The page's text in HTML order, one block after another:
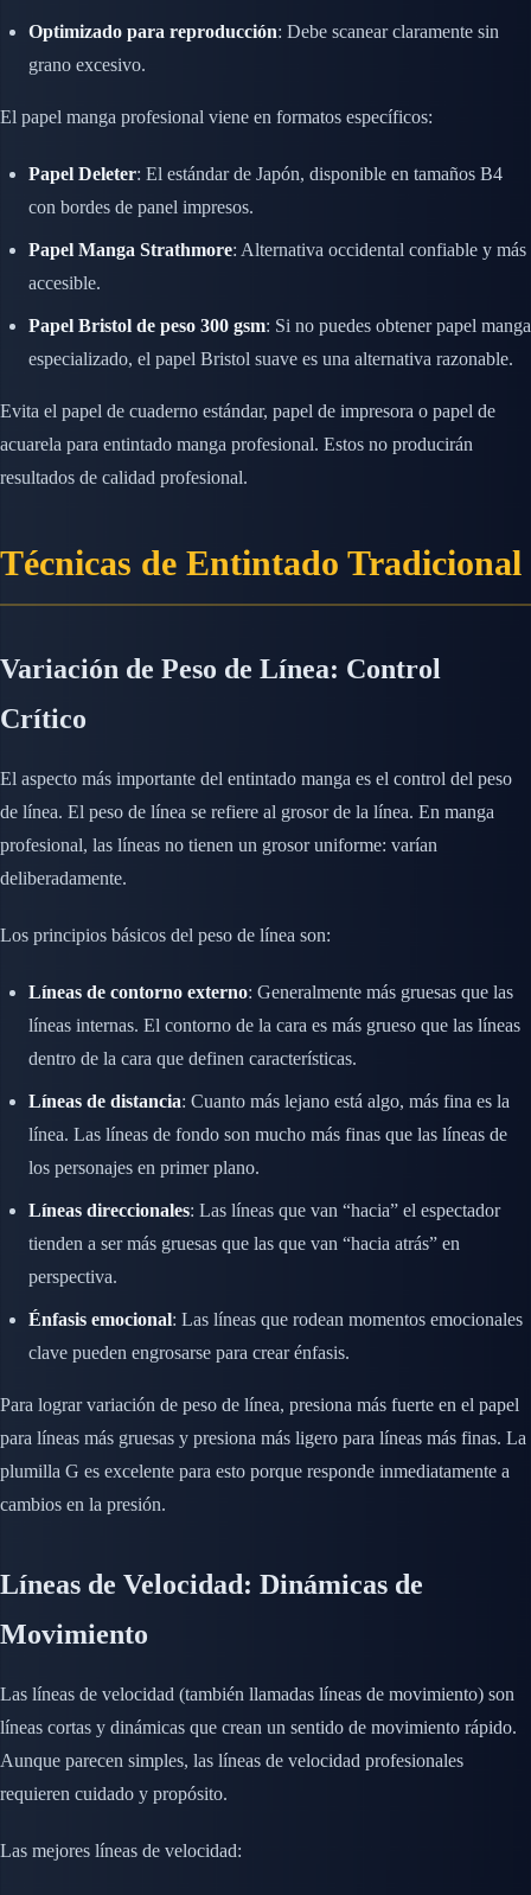
Optimizado para reproducción: Debe scanear claramente sin
grano excesivo.
El papel manga profesional viene en formatos específicos:
Papel Deleter: El estándar de Japón, disponible en tamaños B4
con bordes de panel impresos.
Papel Manga Strathmore: Alternativa occidental confiable y más
accesible.
Papel Bristol de peso 300 gsm: Si no puedes obtener papel manga
especializado, el papel Bristol suave es una alternativa razonable.
Evita el papel de cuaderno estándar, papel de impresora o papel de
acuarela para entintado manga profesional. Estos no producirán
resultados de calidad profesional.
Técnicas de Entintado Tradicional
Variación de Peso de Línea: Control
Crítico
El aspecto más importante del entintado manga es el control del peso
de línea. El peso de línea se refiere al grosor de la línea. En manga
profesional, las líneas no tienen un grosor uniforme: varían
deliberadamente.
Los principios básicos del peso de línea son:
Líneas de contorno externo: Generalmente más gruesas que las
líneas internas. El contorno de la cara es más grueso que las líneas
dentro de la cara que definen características.
Líneas de distancia: Cuanto más lejano está algo, más fina es la
línea. Las líneas de fondo son mucho más finas que las líneas de
los personajes en primer plano.
Líneas direccionales: Las líneas que van “hacia” el espectador
tienden a ser más gruesas que las que van “hacia atrás” en
perspectiva.
Énfasis emocional: Las líneas que rodean momentos emocionales
clave pueden engrosarse para crear énfasis.
Para lograr variación de peso de línea, presiona más fuerte en el papel
para líneas más gruesas y presiona más ligero para líneas más finas. La
plumilla G es excelente para esto porque responde inmediatamente a
cambios en la presión.
Líneas de Velocidad: Dinámicas de
Movimiento
Las líneas de velocidad (también llamadas líneas de movimiento) son
líneas cortas y dinámicas que crean un sentido de movimiento rápido.
Aunque parecen simples, las líneas de velocidad profesionales
requieren cuidado y propósito.
Las mejores líneas de velocidad: